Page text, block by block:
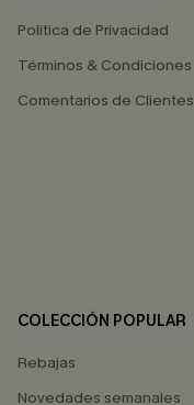
Política de Privacidad
Términos & Condiciones
Comentarios de Clientes
COLECCIÓN POPULAR
Rebajas
Novedades semanales